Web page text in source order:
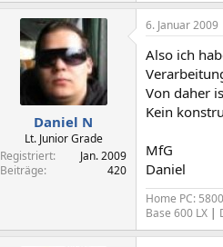
Daniel N
Lt. Junior Grade
Registriert
Jan. 2009
Beiträge
420
6. Januar 2009
Also ich
Von daher
Kein
MfG
Daniel
Home PC:
Base 600 LX |